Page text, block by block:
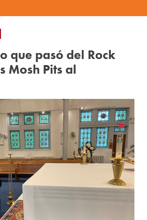
que pasó del Rock
Mosh Pits al